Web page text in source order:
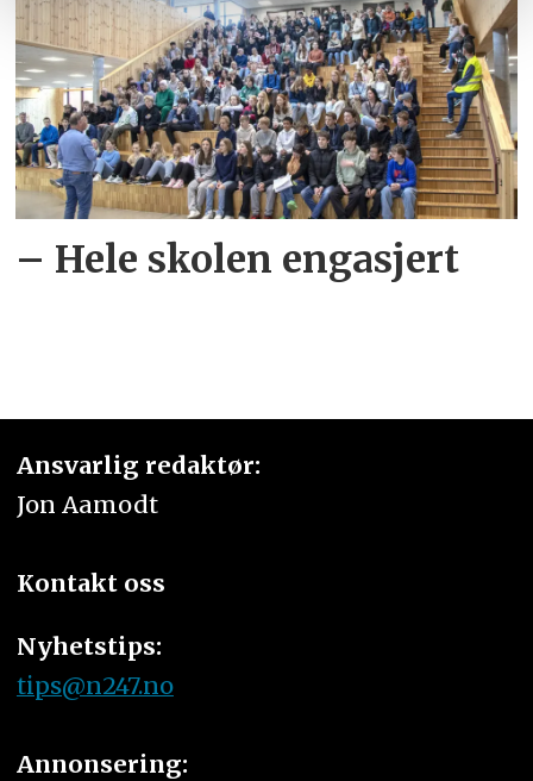
– Hele skolen engasjert
Ansvarlig redaktør:
Jon Aamodt
Kontakt oss
Nyhetstips:
tips@n247.no
Annonsering: